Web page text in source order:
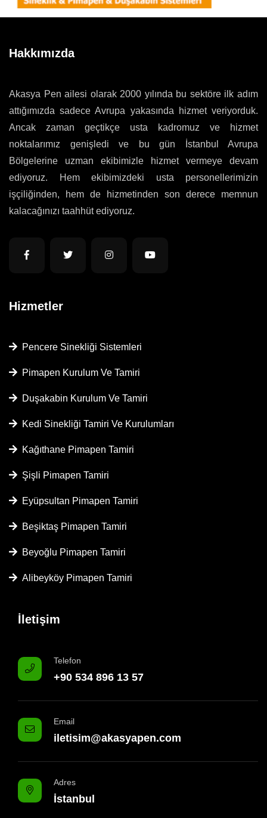
Hakkımızda
Akasya Pen ailesi olarak 2000 yılında bu sektöre ilk adım
attığımızda sadece Avrupa yakasında hizmet veriyorduk.
Ancak zaman geçtikçe usta kadromuz ve hizmet
noktalarımız genişledi ve bu gün İstanbul Avrupa
Bölgelerine uzman ekibimizle hizmet vermeye devam
ediyoruz. Hem ekibimizdeki usta personellerimizin
işçiliğinden, hem de hizmetinden son derece memnun
kalacağınızı taahhüt ediyoruz.
Hizmetler
Pencere Sinekliği Sistemleri
Pimapen Kurulum Ve Tamiri
Duşakabin Kurulum Ve Tamiri
Kedi Sinekliği Tamiri Ve Kurulumları
Kağıthane Pimapen Tamiri
Şişli Pimapen Tamiri
Eyüpsultan Pimapen Tamiri
Beşiktaş Pimapen Tamiri
Beyoğlu Pimapen Tamiri
Alibeyköy Pimapen Tamiri
İletişim
Telefon
+90 534 896 13 57
Email
iletisim@akasyapen.com
Adres
İstanbul